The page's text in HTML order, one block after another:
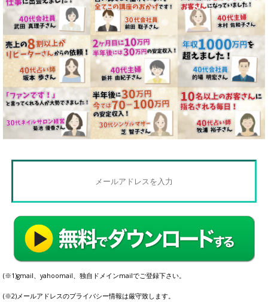
(※1)gmail、yahoomail、独自ドメインmailでご登録下さい。
(※2)メールアドレスのプライバシー情報は厳守致します。